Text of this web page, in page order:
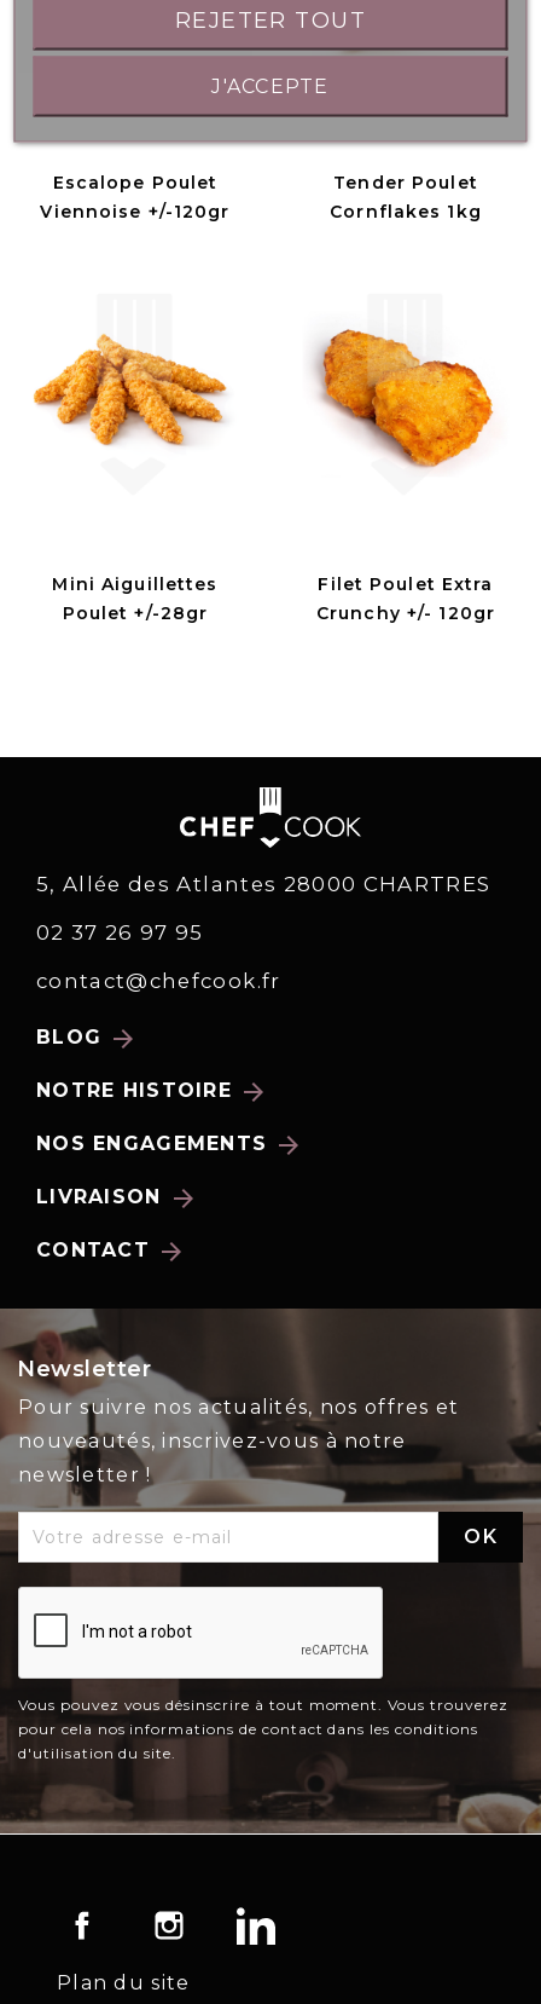
Escalope Poulet
Viennoise +/-120gr
Tender Poulet
Cornflakes 1kg
Mini Aiguillettes
Poulet +/-28gr
Filet Poulet Extra
Crunchy +/- 120gr
5, Allée des Atlantes 28000 CHARTRES
02 37 26 97 95
contact@chefcook.fr
BLOG arrow_forward
NOTRE HISTOIRE arrow_forward
NOS ENGAGEMENTS arrow_forward
LIVRAISON arrow_forward
CONTACT arrow_forward
Newsletter
Pour suivre nos actualités, nos offres et
nouveautés, inscrivez-vous à notre
newsletter !
Vous pouvez vous désinscrire à tout moment. Vous trouverez
pour cela nos informations de contact dans les conditions
d'utilisation du site.
Facebook Instagram
Plan du site
REJETER TOUT
J'ACCEPTE